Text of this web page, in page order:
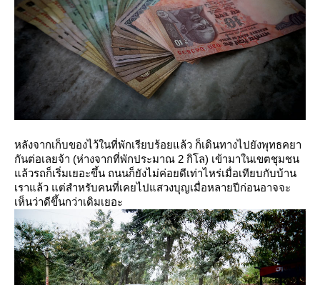
หลังจากเก็บของไว้ในที่พักเรียบร้อยแล้ว ก็เดินทางไปยังพุทธคยา
กันต่อเลยจ้า (ห่างจากที่พักประมาณ 2 กิโล) เข้ามาในเขตชุมชน
ล้วรถก็เริ่มเยอะขึ้น ถนนก็ยังไม่ค่อยดีเท่าไหร่เมื่อเทียบกับบ้าน
เราแล้ว แต่สำหรับคนที่เคยไปแสวงบุญเมื่อหลายปีก่อนอาจจะ
เห็นว่าดีขึ้นกว่าเดิมเยอะ